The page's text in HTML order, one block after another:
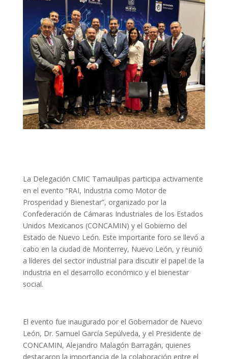
La Delegación CMIC Tamaulipas participa activamente
en el evento “RAI, Industria como Motor de
Prosperidad y Bienestar”, organizado por la
Confederación de Cámaras Industriales de los Estados
Unidos Mexicanos (CONCAMIN) y el Gobierno del
Estado de Nuevo León. Este importante foro se llevó a
cabo en la ciudad de Monterrey, Nuevo León, y reunió
a líderes del sector industrial para discutir el papel de la
industria en el desarrollo económico y el bienestar
social.
El evento fue inaugurado por el Gobernador de Nuevo
León, Dr. Samuel García Sepúlveda, y el Presidente de
CONCAMIN, Alejandro Malagón Barragán, quienes
destacaron la importancia de la colaboración entre el